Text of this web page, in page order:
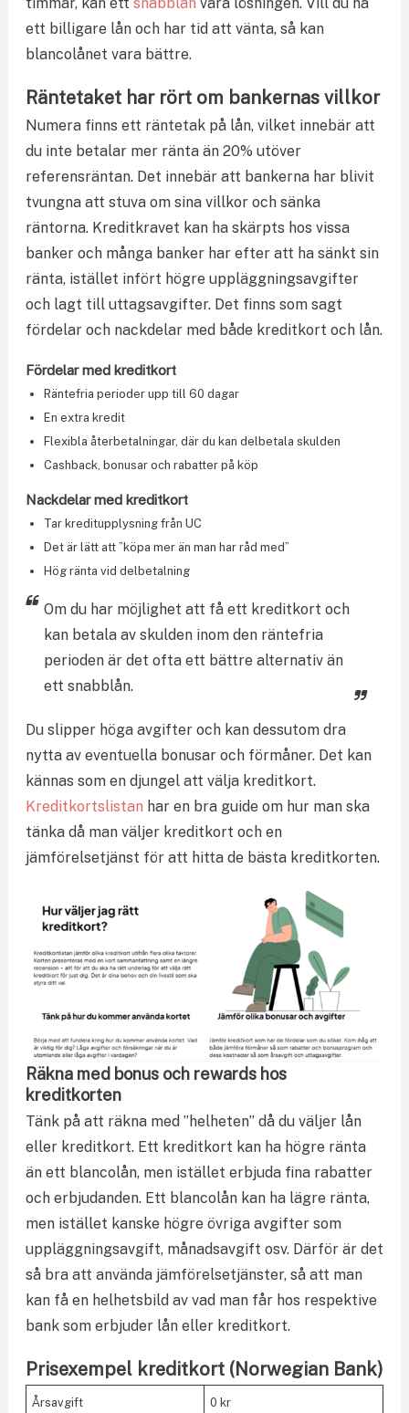
ett billigare lån och har tid att vänta, så kan
blancolånet vara bättre.
Räntetaket har rört om bankernas villkor
Numera finns ett räntetak på lån, vilket innebär att
du inte betalar mer ränta än 20% utöver
referensräntan. Det innebär att bankerna har blivit
tvungna att stuva om sina villkor och sänka
räntorna. Kreditkravet kan ha skärpts hos vissa
banker och många banker har efter att ha sänkt sin
ränta, istället infört högre uppläggningsavgifter
och lagt till uttagsavgifter. Det finns som sagt
fördelar och nackdelar med både kreditkort och lån.
Fördelar med kreditkort
Räntefria perioder upp till 60 dagar
En extra kredit
Flexibla återbetalningar, där du kan delbetala skulden
Cashback, bonusar och rabatter på köp
Nackdelar med kreditkort
Tar kreditupplysning från UC
Det är lätt att ”köpa mer än man har råd med”
Hög ränta vid delbetalning
Om du har möjlighet att få ett kreditkort och
kan betala av skulden inom den räntefria
perioden är det ofta ett bättre alternativ än
ett snabblån.
Du slipper höga avgifter och kan dessutom dra
nytta av eventuella bonusar och förmåner. Det kan
kännas som en djungel att välja kreditkort.
Kreditkortslistan har en bra guide om hur man ska
tänka då man väljer kreditkort och en
jämförelsetjänst för att hitta de bästa kreditkorten.
Räkna med bonus och rewards hos
kreditkorten
Tänk på att räkna med ”helheten” då du väljer lån
eller kreditkort. Ett kreditkort kan ha högre ränta
än ett blancolån, men istället erbjuda fina rabatter
och erbjudanden. Ett blancolån kan ha lägre ränta,
men istället kanske högre övriga avgifter som
uppläggningsavgift, månadsavgift osv. Därför är det
så bra att använda jämförelsetjänster, så att man
kan få en helhetsbild av vad man får hos respektive
bank som erbjuder lån eller kreditkort.
Prisexempel kreditkort (Norwegian Bank)
Årsavgift 0 kr